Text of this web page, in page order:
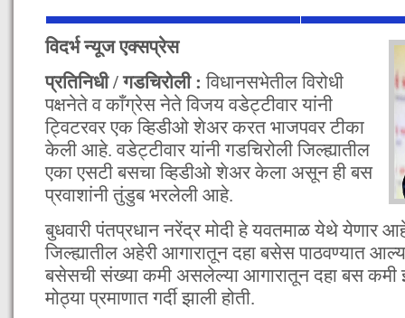
विदर्भ न्यूज एक्सप्रेस
प्रतिनिधी / गडचिरोली :विधानसभेतील विरोधी
पक्षनेते व काँग्रेस नेते विजय वडेट्टीवार यांनी
ट्विटरवर एक व्हिडीओ शेअर करत भाजपवर टीका
केली आहे. वडेट्टीवार यांनी गडचिरोली जिल्ह्यातील
एका एसटी बसचा व्हिडीओ शेअर केला असून ही बस
प्रवाशांनी तुंडुब भरलेली आहे.
बुधवारी पंतप्रधान नरेंद्र मोदी हे यवतमाळ येथे येणार
जिल्ह्यातील अहेरी आगारातून दहा बसेस पाठवण्यात
बसेसची संख्या कमी असलेल्या आगारातून दहा बस कमी
मोठ्या प्रमाणात गर्दी झाली होती.